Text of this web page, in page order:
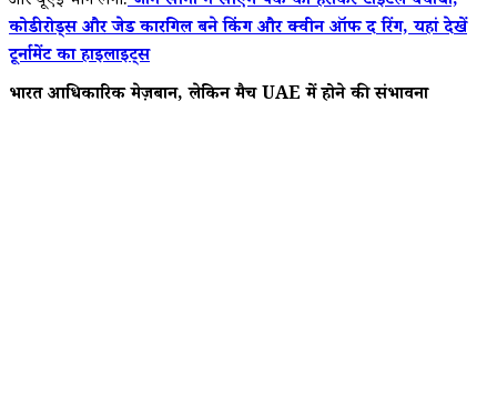
कोडी रोड्स और जेड कारगिल बने किंग और क्वीन ऑफ द रिंग, यहां देखें
टूर्नामेंट का हाइलाइट्स
भारत आधिकारिक मेज़बान, लेकिन मैच UAE में होने की संभावना